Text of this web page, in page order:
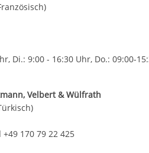
Di.: 9:00 - 16:30 Uhr, Do.: 09:00-
Velbert & Wülfrath
170 79 22 425